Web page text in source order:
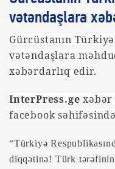
vətəndaşlara
Gürcüstanın
vətəndaşlara
xəbərdarlıq edir.
InterPress.ge
facebook
“Türkiyə
diqqətinə! Türk